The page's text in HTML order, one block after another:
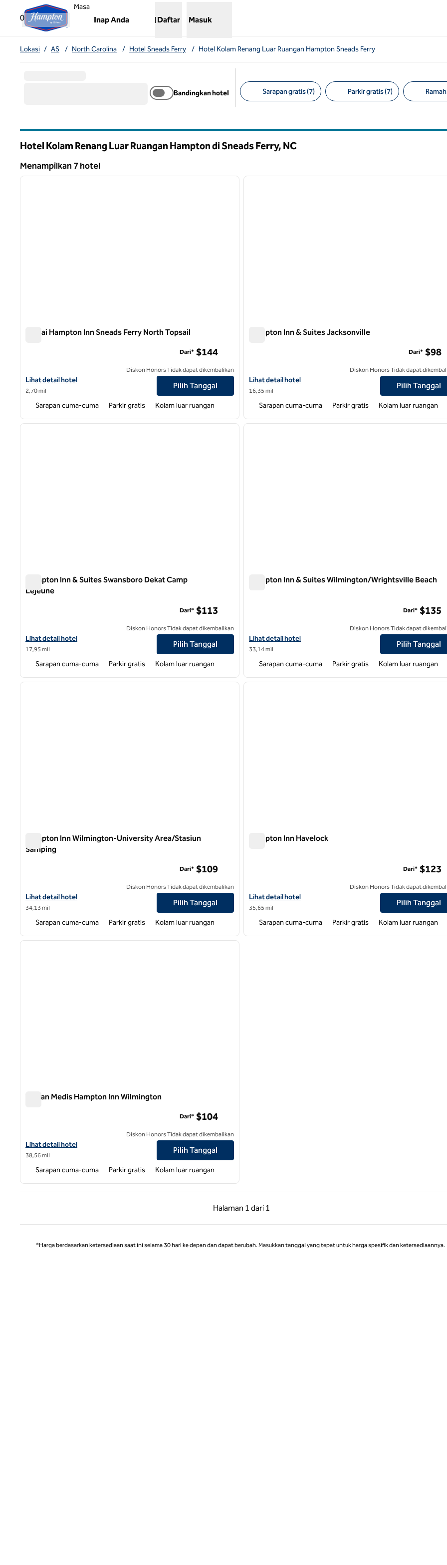
Lompati ke Konten
0
Masa
Inap Anda
,Membuka tab baru
Daftar Masuk
Lokasi / AS / North Carolina / Hotel Sneads Ferry / Hotel Kolam Renang Luar Ruangan Hampton Sneads Ferry
Bandingkan hotel Sarapan gratis (7) Parkir gratis (7)
Hotel Kolam Renang Luar Ruangan Hampton di Sneads Ferry, NC
Menampilkan 7 hotel
Menampilkan 7 hotel
1 dari 12
gambar berikutnya
Pantai Hampton Inn Sneads Ferry North Topsail
Lihat detail hotel untuk Hampton Inn Sneads Ferry North Topsail Beach
Lihat detail hotel
2,70 mil
Dari* $144
Diskon Honors Tidak dapat dikembalikan
Pilih Tanggal
Sarapan cuma-cuma Parkir gratis Kolam luar ruangan
1 dari 2
Hampton Inn & Suites Jacksonville
Lihat detail hotel untuk Hampton Inn & Suites Jacksonville
Lihat detail hotel
16,35 mil
Dari* $98
Diskon Honors Tidak dapat
Pilih Tanggal
Sarapan cuma-cuma Parkir gratis Kolam luar ruangan
1 dari 12
gambar berikutnya
Hampton Inn & Suites Swansboro Dekat Camp
Lejeune
Lihat detail hotel untuk Hampton Inn & Suites Swansboro Near Camp Lejeune
Lihat detail hotel
17,95 mil
Dari* $113
Diskon Honors Tidak dapat dikembalikan
Pilih Tanggal
Sarapan cuma-cuma Parkir gratis Kolam luar ruangan
1 dari 12
Hampton Inn & Suites Wilmington/Wrightsville Beach
Lihat detail hotel untuk Hampton Inn & Suites Wilmington/
Lihat detail hotel
33,14 mil
Dari* $135
Diskon Honors Tidak dapat
Pilih Tanggal
Sarapan cuma-cuma Parkir gratis Kolam luar ruangan
1 dari 12
gambar berikutnya
Hampton Inn Wilmington-University Area/Stasiun
Samping
Lihat detail hotel untuk Hampton Inn Wilmington-University Area/Smith Creek Station
Lihat detail hotel
34,13 mil
Dari* $109
Diskon Honors Tidak dapat dikembalikan
Pilih Tanggal
Sarapan cuma-cuma Parkir gratis Kolam luar ruangan
1 dari 12
Hampton Inn Havelock
Lihat detail hotel untuk Hampton Inn Havelock
Lihat detail hotel
35,65 mil
Dari* $123
Diskon Honors Tidak dapat
Pilih Tanggal
Sarapan cuma-cuma Parkir gratis Kolam luar ruangan
1 dari 12
gambar berikutnya
Taman Medis Hampton Inn Wilmington
Lihat detail hotel untuk Taman Medis Hampton Inn Wilmington
Lihat detail hotel
38,56 mil
Dari* $104
Diskon Honors Tidak dapat dikembalikan
Pilih Tanggal
Sarapan cuma-cuma Parkir gratis Kolam luar ruangan
Halaman 1 dari 1
Halaman Sebelumnya, 1 dari 1
Halaman 1 dari 1
*Harga berdasarkan ketersediaan saat ini selama 30 hari ke depan dan dapat berubah. Masukkan tanggal yang tepat untuk harga spesifik dan ketersediaannya.